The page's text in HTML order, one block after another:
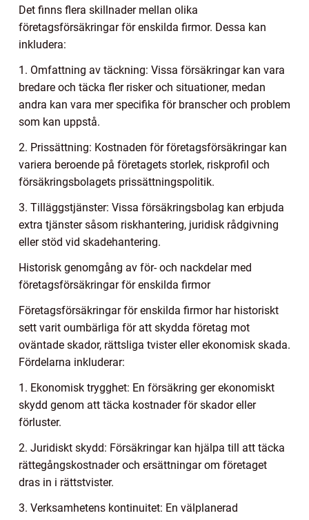
Det finns flera skillnader mellan olika
företagsförsäkringar för enskilda firmor. Dessa kan
inkludera:
1. Omfattning av täckning: Vissa försäkringar kan vara
bredare och täcka fler risker och situationer, medan
andra kan vara mer specifika för branscher och problem
som kan uppstå.
2. Prissättning: Kostnaden för företagsförsäkringar kan
variera beroende på företagets storlek, riskprofil och
försäkringsbolagets prissättningspolitik.
3. Tilläggstjänster: Vissa försäkringsbolag kan erbjuda
extra tjänster såsom riskhantering, juridisk rådgivning
eller stöd vid skadehantering.
Historisk genomgång av för- och nackdelar med
företagsförsäkringar för enskilda firmor
Företagsförsäkringar för enskilda firmor har historiskt
sett varit oumbärliga för att skydda företag mot
oväntade skador, rättsliga tvister eller ekonomisk skada.
Fördelarna inkluderar:
1. Ekonomisk trygghet: En försäkring ger ekonomiskt
skydd genom att täcka kostnader för skador eller
förluster.
2. Juridiskt skydd: Försäkringar kan hjälpa till att täcka
rättegångskostnader och ersättningar om företaget
dras in i rättstvister.
3. Verksamhetens kontinuitet: En välplanerad